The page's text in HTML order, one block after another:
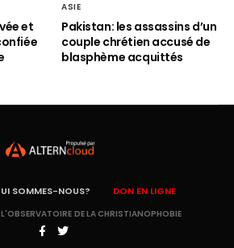
et
ASIE
Pakistan: les assassins d’un
couple chrétien accusé de
blasphème acquittés
SOMMES-NOUS? DON EN LIGNE
DE LA CHRISTIANOPHOBIE